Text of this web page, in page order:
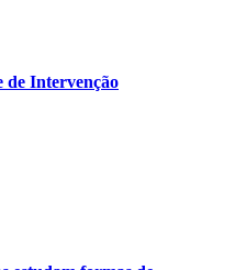
de Intervenção